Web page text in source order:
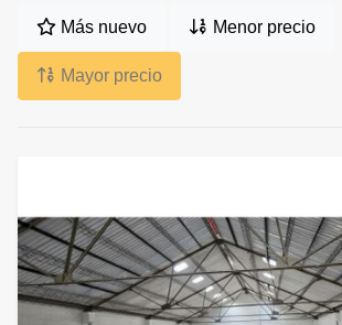
Más nuevo Menor precio
Mayor precio